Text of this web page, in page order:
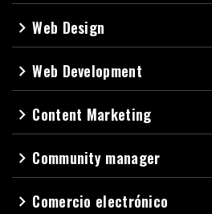
navigate_nextWeb Design
navigate_nextWeb Development
navigate_next Content Marketing
navigate_next Community manager
navigate_next Comercio electrónico